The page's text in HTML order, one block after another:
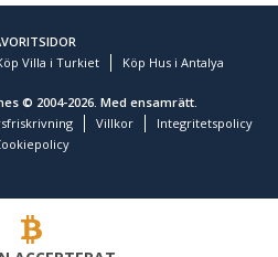
Villa i Turkiet Köp Hus i Antalya
© 2004-2026. Med ensamrätt.
Villkor
Integritetspolicy